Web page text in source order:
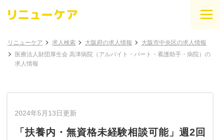
リニューケア 求人検索 大阪府の求人情報
大阪市中央区の求人情報
医療法人財団厚生会 高津病院（アルバイト・パート・看護助手・病院）の
求人情報
2024年5月13日更新
「扶養内・無資格未経験相談可能」週2回